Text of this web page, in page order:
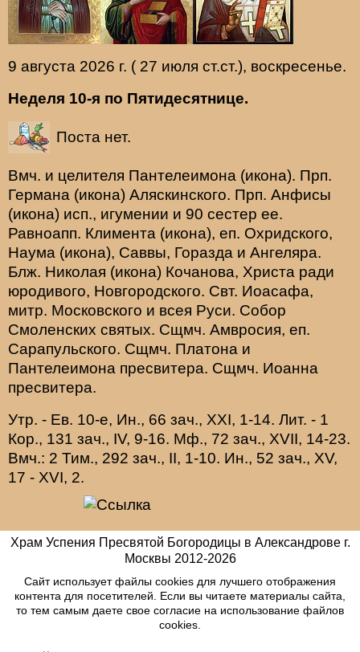
9 августа 2026 г. ( 27 июля ст.ст.), воскресенье.
Неделя 10-я по Пятидесятнице.
Поста нет.
Вмч. и целителя Пантелеимона (икона). Прп.
Германа (икона) Аляскинского. Прп. Анфисы
(икона) исп., игумении и 90 сестер ее.
Равноапп. Климента (икона), еп. Охридского,
Наума (икона), Саввы, Горазда и Ангеляра.
Блж. Николая (икона) Кочанова, Христа ради
юродивого, Новгородского. Свт. Иоасафа,
митр. Московского и всея Руси. Собор
Смоленских святых. Сщмч. Амвросия, еп.
Сарапульского. Сщмч. Платона и
Пантелеимона пресвитера. Сщмч. Иоанна
пресвитера.
Утр. - Ев. 10-е, Ин., 66 зач., XXI, 1-14. Лит. - 1
Кор., 131 зач., IV, 9-16. Мф., 72 зач., XVII, 14-23.
Вмч.: 2 Тим., 292 зач., II, 1-10. Ин., 52 зач., XV,
17 - XVI, 2.
Храм Успения Пресвятой Богородицы в Александрове г.
Москвы 2012-2026
Сайт использует файлы cookies для лучшего отображения
контента для посетителей. Если вы читаете материалы сайта,
то тем самым даете свое согласие на использование файлов
cookies.